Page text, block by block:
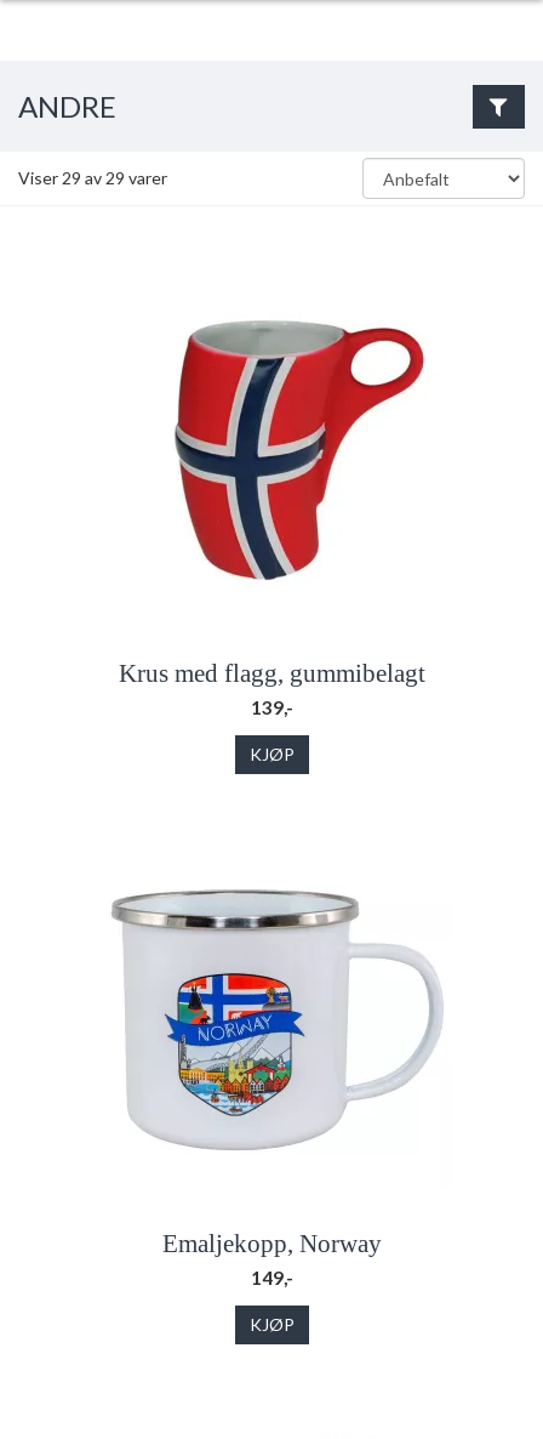
ANDRE
Viser 29 av 29 varer
Krus med flagg, gummibelagt
139,-
KJØP
Emaljekopp, Norway
149,-
KJØP